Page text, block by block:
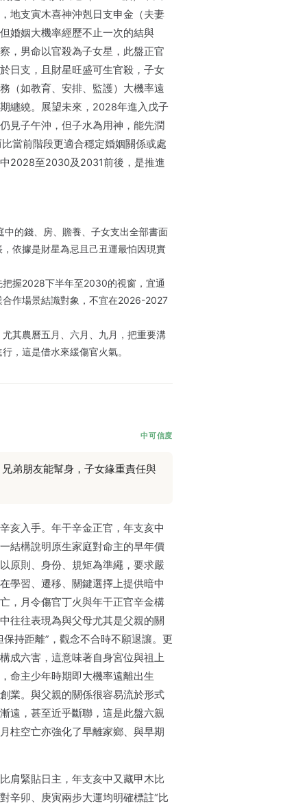
地支寅木喜神沖剋日支申金（夫妻
婚姻大機率經歷不止一次的結與
，男命以官殺為子女星，此盤正官
日支，且財星旺盛可生官殺，子女
（如教育、安排、監護）大機率遠
纏繞。展望未來，2028年進入戊子
見子午沖，但子水為用神，能先潤
當前階段更適合穩定婚姻關係或處
2028至2030及2031前後，是推進
的錢、房、贍養、子女支出全部書面
依據是財星為忌且己丑運最怕因現實
握2028下半年至2030的視窗，宜通
作場景結識對象，不宜在2026-2027
其農曆五月、六月、九月，把重要溝
，這是借水來緩傷官火氣。
中可信度
弟朋友能幫身，子女緣重責任與
亥入手。年干辛金正官，年支亥中
結構說明原生家庭對命主的早年價
原則、身份、規矩為準繩，要求嚴
學習、遷移、關鍵選擇上提供暗中
，月令傷官丁火與年干正官辛金構
往往表現為與父母尤其是父親的關
持距離”，觀念不合時不願退讓。更
成六害，這意味著自身宮位與祖上
命主少年時期即大機率遠離出生
業。與父親的關係很容易流於形式
遠，甚至近乎斷聯，這是此盤六親
柱空亡亦強化了早離家鄉、與早期
肩緊貼日主，年支亥中又藏甲木比
辛卯、庚寅兩步大運均明確標註“比